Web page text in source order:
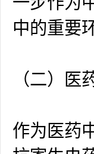
中的重要
（二）医
作为医药